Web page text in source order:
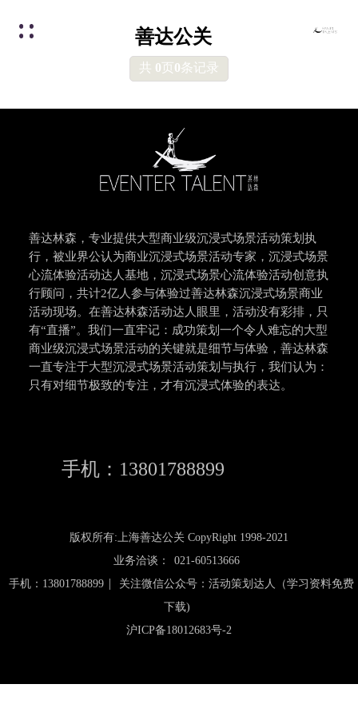
善达公关
共 0页0条记录
善达林森，专业提供大型商业级沉浸式场景活动策划执
行，被业界公认为商业沉浸式场景活动专家，沉浸式场景
心流体验活动达人基地，沉浸式场景心流体验活动创意执
行顾问，共计2亿人参与体验过善达林森沉浸式场景商业
活动现场。在善达林森活动达人眼里，活动没有彩排，只
有“直播”。我们一直牢记：成功策划一个令人难忘的大型
商业级沉浸式场景活动的关键就是细节与体验，善达林森
一直专注于大型沉浸式场景活动策划与执行，我们认为：
只有对细节极致的专注，才有沉浸式体验的表达。
手机：13801788899
版权所有:上海善达公关 CopyRight 1998-2021
业务洽谈：
021-60513666
手机：13801788899 |
关注微信公众号：活动策划达人（学习资料免费
下载)
沪ICP备18012683号-2